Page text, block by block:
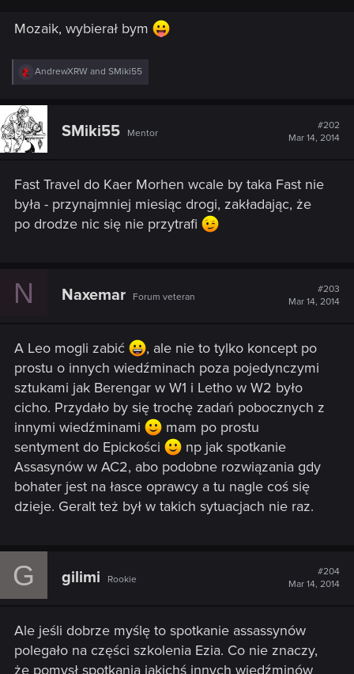
Mozaik, wybierał bym
R
e
c
t
i
o
:
AndrewXRW and SMiki55
SMiki55 Mentor
#202
Mar 14, 2014
Fast Travel do Kaer Morhen wcale by taka Fast nie
była - przynajmniej miesiąc drogi, zakładając, że
po drodze nic się nie przytrafi
N Naxemar Forum veteran
#203
Mar 14, 2014
A Leo mogli zabić
, ale nie to tylko koncept po
prostu o innych wiedźminach poza pojedynczymi
sztukami jak Berengar w W1 i Letho w W2 było
cicho. Przydało by się trochę zadań pobocznych z
innymi wiedźminami
mam po prostu
sentyment do Epickości
np jak spotkanie
Assasynów w AC2, abo podobne rozwiązania gdy
bohater jest na łasce oprawcy a tu nagle coś się
dzieje. Geralt też był w takich sytuacjach nie raz.
G gilimi Rookie
#204
Mar 14, 2014
Ale jeśli dobrze myślę to spotkanie assassynów
polegało na części szkolenia Ezia. Co nie znaczy,
że pomysł spotkania jakichś innych wiedźminów